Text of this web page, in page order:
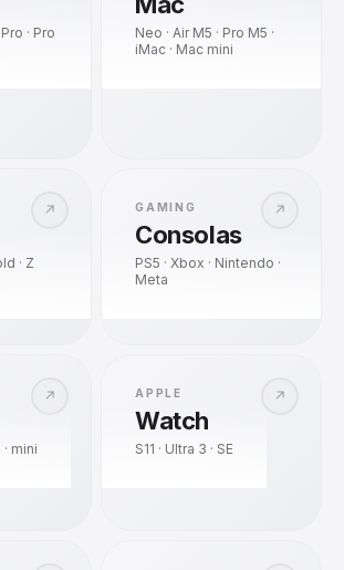
Pro · Pro
Neo · Air M5 · Pro M5 ·
iMac · Mac mini
↗
· Z
↗
GAMING
Consolas
PS5 · Xbox · Nintendo ·
Meta
↗
mini
↗
APPLE
Watch
S11 · Ultra 3 · SE